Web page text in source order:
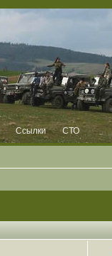
Ссылки СТО